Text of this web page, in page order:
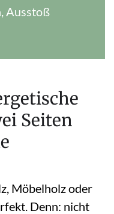
Ausstoß
Seiten
Möbelholz oder
Denn: nicht